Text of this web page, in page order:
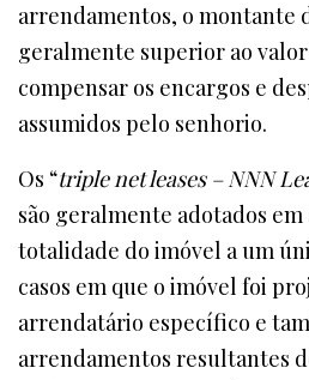
arrendamentos, o montante
geralmente superior ao
compensar os encargos e
assumidos pelo senhorio.
Os “triple net leases – NNN
são geralmente adotados
totalidade do imóvel a um
casos em que o imóvel foi
arrendatário específico e
arrendamentos resultantes